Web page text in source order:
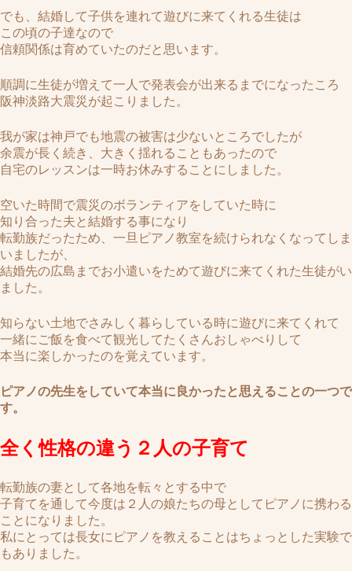
でも、結婚して子供を連れて遊びに来てくれる生徒は
この頃の子達なので
信頼関係は育めていたのだと思います。
順調に生徒が増えて一人で発表会が出来るまでになったころ
阪神淡路大震災が起こりました。
我が家は神戸でも地震の被害は少ないところでしたが
余震が長く続き、大きく揺れることもあったので
自宅のレッスンは一時お休みすることにしました。
空いた時間で震災のボランティアをしていた時に
知り合った夫と結婚する事になり
転勤族だったため、一旦ピアノ教室を続けられなくなってしま
いましたが、
結婚先の広島までお小遣いをためて遊びに来てくれた生徒がい
ました。
知らない土地でさみしく暮らしている時に遊びに来てくれて
一緒にご飯を食べて観光してたくさんおしゃべりして
本当に楽しかったのを覚えています。
ピアノの先生をしていて本当に良かったと思えることの一つで
す。
全く性格の違う２人の子育て
転勤族の妻として各地を転々とする中で
子育てを通して今度は２人の娘たちの母としてピアノに携わる
ことになりました。
私にとっては長女にピアノを教えることはちょっとした実験で
もありました。